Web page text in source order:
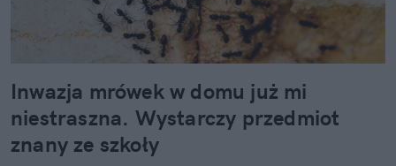
Inwazja mrówek w domu już mi
niestraszna. Wystarczy przedmiot
znany ze szkoły